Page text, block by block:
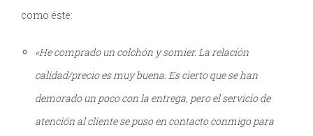
como éste:
«He comprado un colchón y somier. La relación
calidad/precio es muy buena. Es cierto que se han
demorado un poco con la entrega, pero el servicio de
atención al cliente se puso en contacto conmigo para